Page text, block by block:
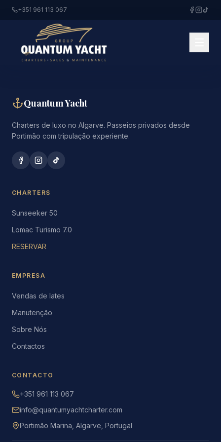
+351 961 113 067
Quantum Yacht
Charters de luxo no Algarve. Passeios privados desde
Portimão com tripulação experiente.
CHARTERS
Sunseeker 50
Lomac Turismo 7.0
RESERVAR
EMPRESA
Vendas de Iates
Manutenção
Sobre Nós
Contactos
CONTACTO
+351 961 113 067
info@quantumyachtcharter.com
Portimão Marina, Algarve, Portugal